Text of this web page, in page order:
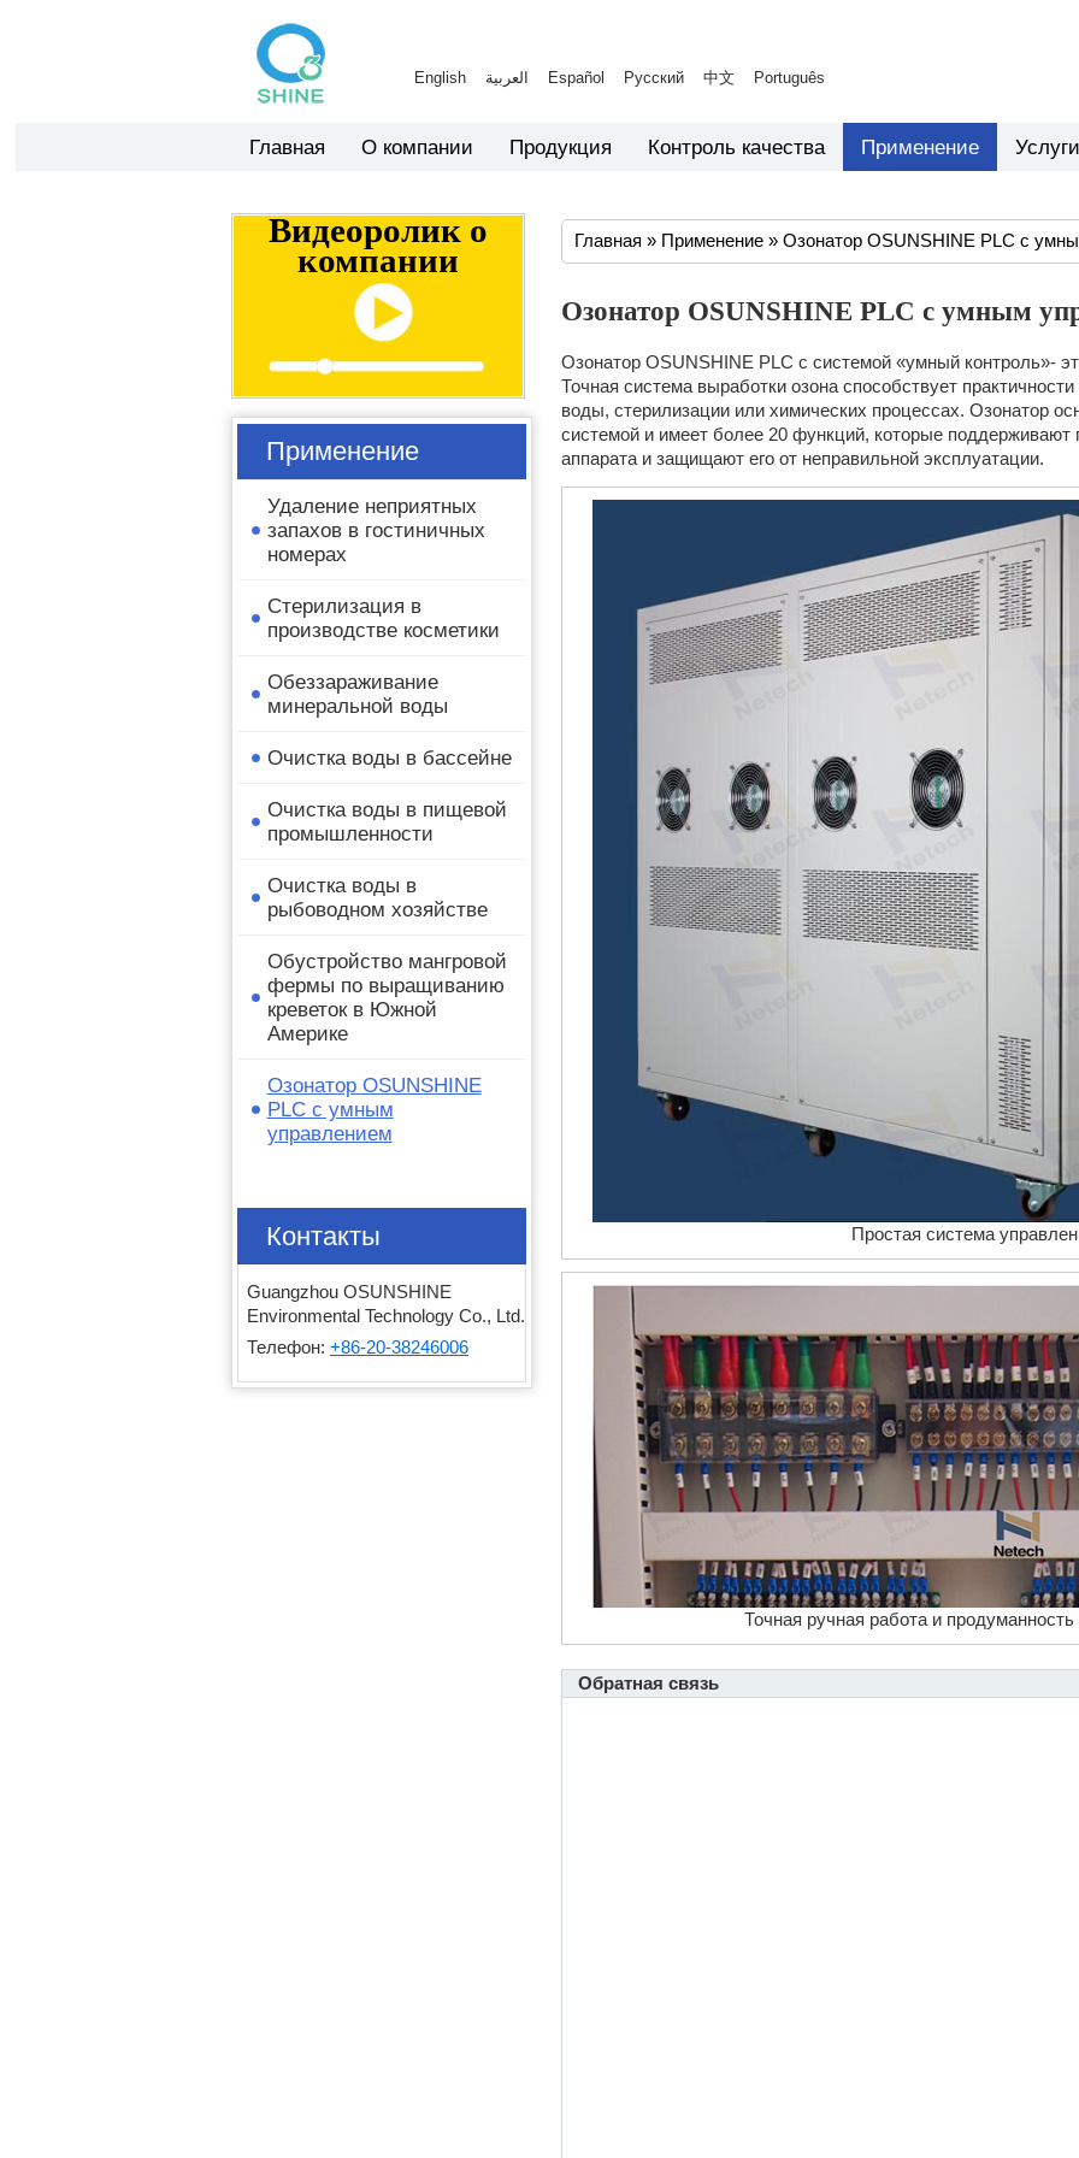
English العربية Español Русский 中文 Português
Главная О компании Продукция Контроль качества Применение Услуги
Видеоролик о
компании Главная » Применение» Озонатор OSUNSHINE PLC с
Озонатор OSUNSHINE PLC с умным
Озонатор OSUNSHINE PLC с системой «умный контроль»-
Точная система выработки озона способствует
воды, стерилизации или химических процессах. Озонатор
системой и имеет более 20 функций, которые поддерживают
аппарата и защищают его от неправильной эксплуатации.
Простая система
Точная ручная работа и
Обратная связь
Применение
Удаление неприятных
запахов в гостиничных
номерах
Стерилизация в
производстве косметики
Обеззараживание
минеральной воды
Очистка воды в бассейне
Очистка воды в пищевой
промышленности
Очистка воды в
рыбоводном хозяйстве
Обустройство мангровой
фермы по выращиванию
креветок в Южной
Америке
Озонатор OSUNSHINE
PLC с умным
управлением
Контакты
Guangzhou OSUNSHINE
Environmental Technology Co., Ltd.
Телефон: +86-20-38246006